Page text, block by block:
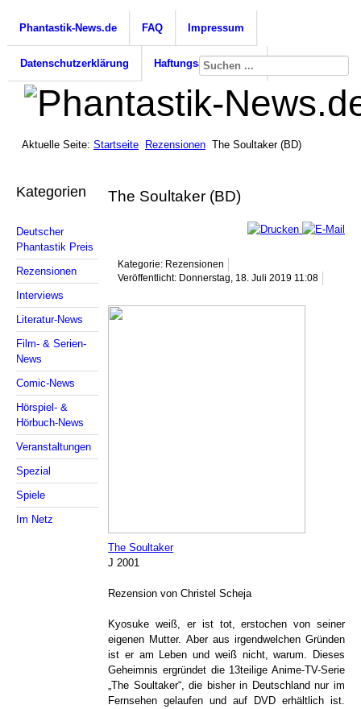
Phantastik-News.de FAQ Impressum
Datenschutzerklärung Haftungsausschluss
Aktuelle Seite: Startseite Rezensionen The Soultaker (BD)
Kategorien
Deutscher
Phantastik Preis
Rezensionen
Interviews
Literatur-News
Film- & Serien-
News
Comic-News
Hörspiel- &
Hörbuch-News
Veranstaltungen
Spezial
Spiele
Im Netz
The Soultaker (BD)
Kategorie: Rezensionen
Veröffentlicht: Donnerstag, 18. Juli 2019 11:08
The Soultaker
J 2001
Rezension von Christel Scheja
Kyosuke weiß, er ist tot, erstochen von seiner
eigenen Mutter. Aber aus irgendwelchen Gründen
ist er am Leben und weiß nicht, warum. Dieses
Geheimnis ergründet die 13teilige Anime-TV-Serie
„The Soultaker“, die bisher in Deutschland nur im
Fernsehen gelaufen und auf DVD erhältlich ist.